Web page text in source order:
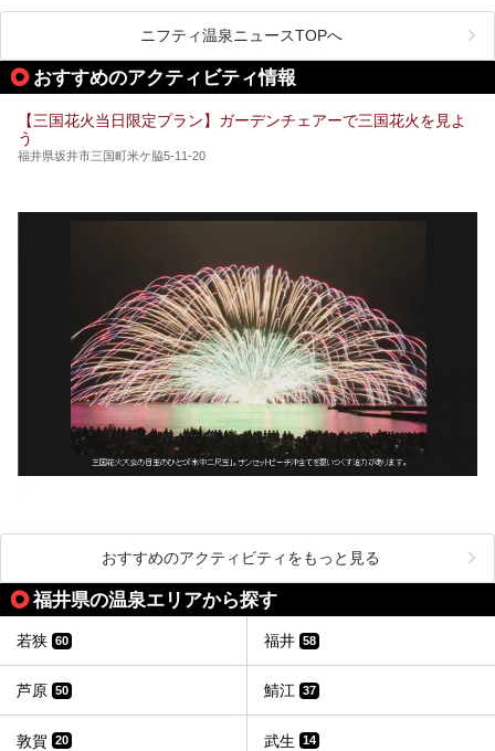
チームサウナ、塩サウナなどが存在し、施設によって様々な
こだわりを持つ施設も増えています。
ススメ温泉・銭湯・スパを10件まとめてご紹介します。
ニフティ温泉ニュースTOPへ
おすすめのアクティビティ情報
【三国花火当日限定プラン】ガーデンチェアーで三国花火を見よ
う
福井県坂井市三国町米ケ脇5-11-20
おすすめのアクティビティをもっと見る
福井県の温泉エリアから探す
若狭 60 福井 58
芦原 50 鯖江 37
敦賀 20 武生 14